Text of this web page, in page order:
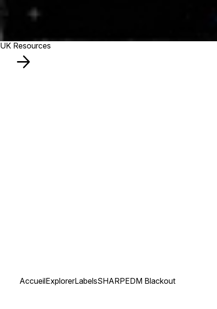
UK Resources
AccueilExplorerLabelsSHARPEDM Blackout